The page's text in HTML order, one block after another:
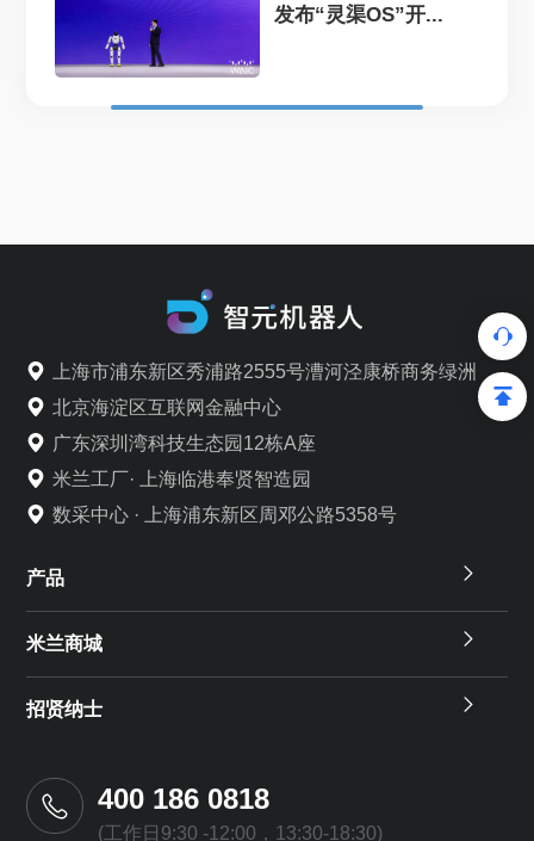
发布“灵渠OS”开...
上海市浦东新区秀浦路2555号漕河泾康桥商务绿洲
北京海淀区互联网金融中心
广东深圳湾科技生态园12栋A座
米兰工厂· 上海临港奉贤智造园
数采中心 · 上海浦东新区周邓公路5358号
产品
米兰商城
招贤纳士
400 186 0818
(工作日9:30 -12:00，13:30-18:30)